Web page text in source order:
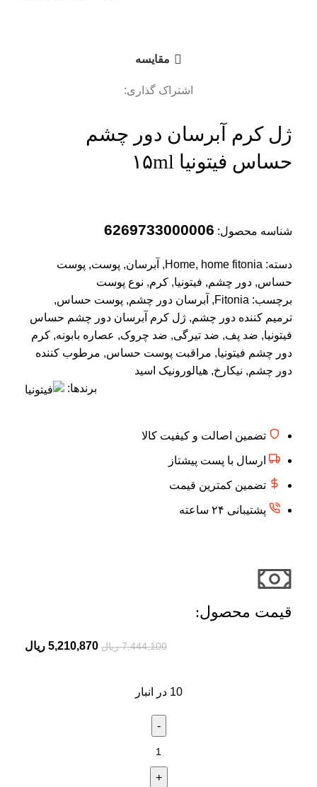
مقایسه
اشتراک گذاری:
ژل کرم آبرسان دور چشم
حساس فیتونیا ۱۵ml
شناسه محصول: 6269733000006
دسته: Home, home fitonia
, آبرسان, پوست, پوست
حساس, دور چشم, فیتونیا, کرم, نوع پوست
برچسب: Fitonia
, آبرسان دور چشم, پوست حساس,
ترمیم کننده دور چشم, ژل کرم آبرسان دور چشم حساس
فیتونیا, ضد پف, ضد تیرگی, ضد چروک, عصاره بابونه, کرم
دور چشم فیتونیا, مراقبت پوست حساس, مرطوب کننده
دور چشم, نیکارخ, هیالورونیک اسید
برندها:
تضمین اصالت و کیفیت کالا
ارسال با پست پیشتاز
تضمین کمترین قیمت
پشتیبانی ۲۴ ساعته
قیمت محصول:​
7,444,100 ریال 5,210,870 ریال
10 در انبار